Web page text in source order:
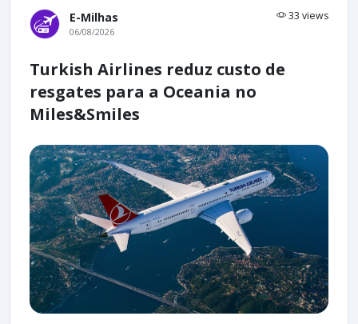
E-Milhas 33 views
06/08/2026
Turkish Airlines reduz custo de
resgates para a Oceania no
Miles&Smiles